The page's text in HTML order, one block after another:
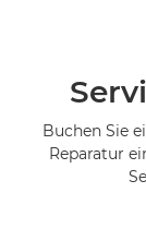
Buchen Sie
Reparatur